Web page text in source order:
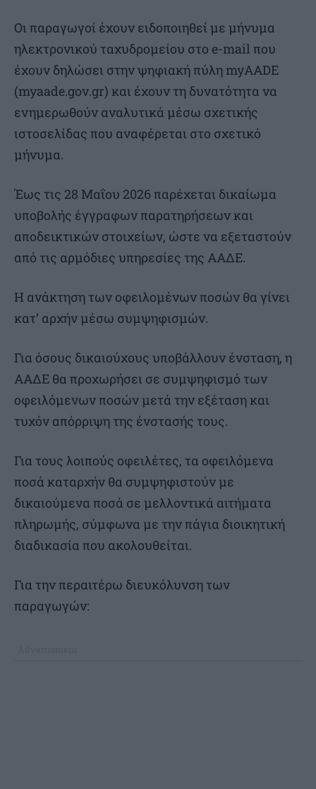
Οι παραγωγοί έχουν ειδοποιηθεί με μήνυμα
ηλεκτρονικού ταχυδρομείου στο e-mail που
έχουν δηλώσει στην ψηφιακή πύλη myAADE
(myaade.gov.gr) και έχουν τη δυνατότητα να
ενημερωθούν αναλυτικά μέσω σχετικής
ιστοσελίδας που αναφέρεται στο σχετικό
μήνυμα.
Έως τις 28 Μαΐου 2026 παρέχεται δικαίωμα
υποβολής έγγραφων παρατηρήσεων και
αποδεικτικών στοιχείων, ώστε να εξεταστούν
από τις αρμόδιες υπηρεσίες της ΑΑΔΕ.
Η ανάκτηση των οφειλομένων ποσών θα γίνει
κατ’ αρχήν μέσω συμψηφισμών.
Για όσους δικαιούχους υποβάλλουν ένσταση, η
ΑΑΔΕ θα προχωρήσει σε συμψηφισμό των
οφειλόμενων ποσών μετά την εξέταση και
τυχόν απόρριψη της ένστασής τους.
Για τους λοιπούς οφειλέτες, τα οφειλόμενα
ποσά καταρχήν θα συμψηφιστούν με
δικαιούμενα ποσά σε μελλοντικά αιτήματα
πληρωμής, σύμφωνα με την πάγια διοικητική
διαδικασία που ακολουθείται.
Για την περαιτέρω διευκόλυνση των
παραγωγών: